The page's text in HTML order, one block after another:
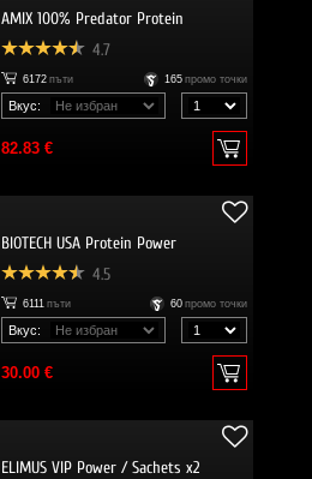
AMIX 100% Predator Protein
4.7
6172 пъти 165 промо точки
Вкус:
82.83 €
BIOTECH USA Protein Power
4.5
6111 пъти 60 промо точки
Вкус:
30.00 €
ELIMUS VIP Power / Sachets x2